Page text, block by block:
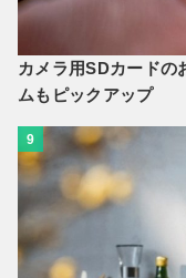
カメラ用SDカードの
ムもピックアップ
9